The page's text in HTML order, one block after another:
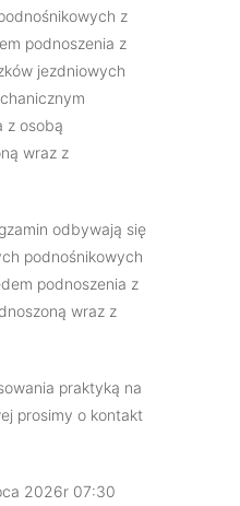
z
podnoszenia z
jezdniowych
z osobą
wraz z
odbywają się
podnośnikowych
podnoszenia z
wraz z
praktyką na
prosimy o kontakt
2026r 07:30